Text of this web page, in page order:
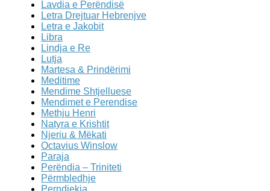
Lavdia e Perëndisë
Letra Drejtuar Hebrenjve
Letra e Jakobit
Libra
Lindja e Re
Lutja
Martesa & Prindërimi
Meditime
Mendime Shtjelluese
Mendimet e Perendise
Methju Henri
Natyra e Krishtit
Njeriu & Mëkati
Octavius Winslow
Paraja
Perëndia – Triniteti
Përmbledhje